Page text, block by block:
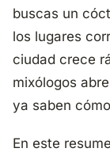
buscas un
los lugares
ciudad crece
mixólogos
ya saben
En este